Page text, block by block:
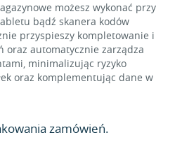
możesz wykonać przy
bądź skanera kodów
przyspieszy kompletowanie i
oraz automatycznie zarządza
minimalizując ryzyko
oraz komplementując dane w
zamówień.